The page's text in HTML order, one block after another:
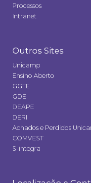
Processos
Intranet
Outros Sites
Unicamp
Ensino Aberto
GGTE
GDE
DEAPE
DERI
Achados e Perdidos
COMVEST
S-integra